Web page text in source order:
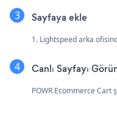
Sayfaya ekle
1. Lightspeed arka
Canlı Sayfayı
POWR Ecommerce Cart